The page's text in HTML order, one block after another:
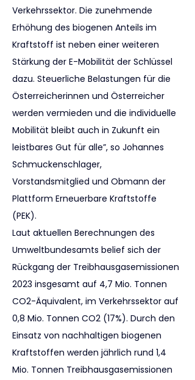
Verkehrssektor. Die zunehmende
Erhöhung des biogenen Anteils im
Kraftstoff ist neben einer weiteren
Stärkung der E-Mobilität der Schlüssel
dazu. Steuerliche Belastungen für die
Österreicherinnen und Österreicher
werden vermieden und die individuelle
Mobilität bleibt auch in Zukunft ein
leistbares Gut für alle”, so Johannes
Schmuckenschlager,
Vorstandsmitglied und Obmann der
Plattform Erneuerbare Kraftstoffe
(PEK).
Laut aktuellen Berechnungen des
Umweltbundesamts belief sich der
Rückgang der Treibhausgasemissionen
2023 insgesamt auf 4,7 Mio. Tonnen
CO2-Äquivalent, im Verkehrssektor auf
0,8 Mio. Tonnen CO2 (17%). Durch den
Einsatz von nachhaltigen biogenen
Kraftstoffen werden jährlich rund 1,4
Mio. Tonnen Treibhausgasemissionen